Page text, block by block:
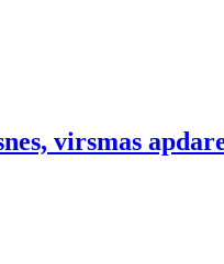
virsmas